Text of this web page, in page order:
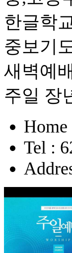
한글학
중보기
새벽예
주일 장
Tel :